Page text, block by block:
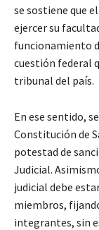
se sostiene que
ejercer su
funcionamiento
cuestión federal
tribunal del país.
En ese sentido,
Constitución de
potestad de
Judicial.
judicial debe
miembros,
integrantes, sin